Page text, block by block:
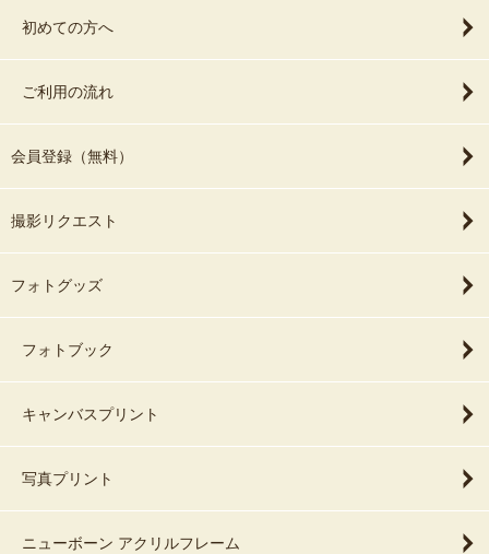
初めての方へ
ご利用の流れ
会員登録（無料）
撮影リクエスト
フォトグッズ
フォトブック
キャンバスプリント
写真プリント
ニューボーン アクリルフレーム